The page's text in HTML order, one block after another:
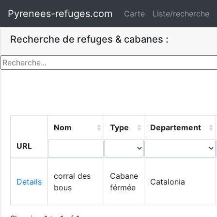
Pyrenees-refuges.com Carte Liste/recherche
Recherche de refuges & cabanes :
URL
Nom Type Departement
Details
corral des
bous
Cabane
férmée
Catalonia